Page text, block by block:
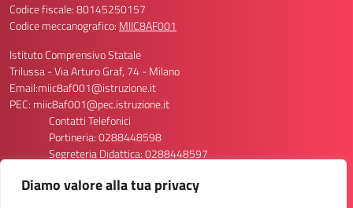
Diamo valore alla tua privacy
Codice fiscale: 80145250157
Codice meccanografico: MIIC8AF001
Istituto Comprensivo Statale
Trilussa - Via Arturo Graf, 74 - Milano
Email:miic8af001@istruzione.it
PEC: miic8af001@pec.istruzione.it
Contatti Telefonici
Portineria: 0288448598
Segreteria Didattica: 0288448597
Codice Meccanografico Scuola: MIIC8AF001